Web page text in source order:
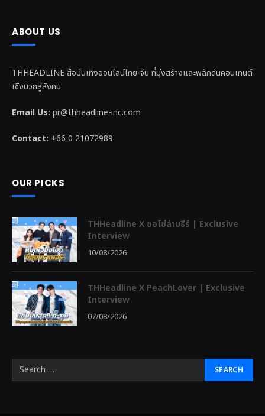
ABOUT US
THHEADLINE สื่อบันเทิงออนไลน์ไทย-จีน ที่มุ่งสร้างและพลักดันคอนเทนต์
เชิงบวกสู่สังคม
Email Us: pr@thheadline-inc.com
Contact: +66 0 21072989
OUR PICKS
THHeadline X ซอโซ่ล่ามธีร์ | Exclusive
Interview
10/08/2026
THHeadline X PeachLover | Exclusive
Interview
07/08/2026